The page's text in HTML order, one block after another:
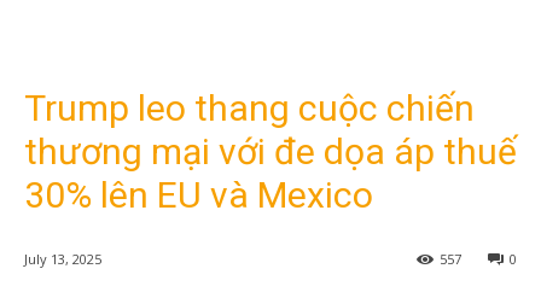
Trump leo thang cuộc chiến
thương mại với đe dọa áp thuế
30% lên EU và Mexico
July 13, 2025 0
557